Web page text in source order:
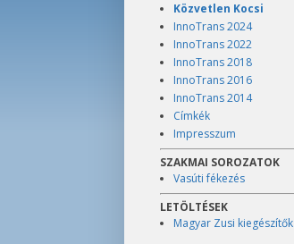
Közvetlen Kocsi
InnoTrans 2024
InnoTrans 2022
InnoTrans 2018
InnoTrans 2016
InnoTrans 2014
Címkék
Impresszum
SZAKMAI SOROZATOK
Vasúti fékezés
LETÖLTÉSEK
Magyar Zusi kiegészítők